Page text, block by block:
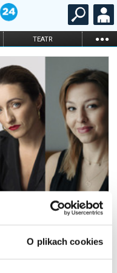
O plikach cookies
TEATR ...
KARNETY
g.